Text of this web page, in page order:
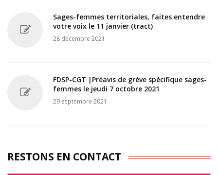
Sages-femmes territoriales, faites entendre
votre voix le 11 janvier (tract)
28 décembre 2021
FDSP-CGT |Préavis de grève spécifique sages-
femmes le jeudi 7 octobre 2021
29 septembre 2021
RESTONS EN CONTACT